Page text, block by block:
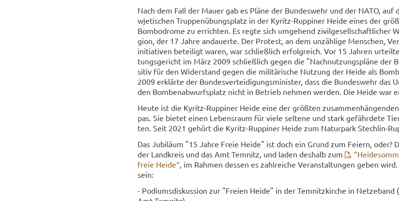
Nach dem Fall der Mauer gab es Pläne der Bun­des­wehr und der NATO,
wje­ti­schen Trup­pen­übungs­platz in der Kyritz-​Ruppiner Heide eines der
Bombodrome zu er­rich­ten. Es regte sich um­ge­hend zi­vil­ge­sell­schaft­li­cher
gi­on, der 17 Jahre an­dau­er­te. Der Pro­test, an dem un­zäh­li­ge Men­schen,
initia­ti­ven be­tei­ligt waren, war schließ­lich er­folg­reich. Vor 15 Jah­ren
tungs­ge­richt im März 2009 schließ­lich gegen die "Nach­nut­zungs­plä­ne der
si­tiv für den Wi­der­stand gegen die mi­li­tä­ri­sche Nut­zung der Heide als
2009 er­klär­te der Bun­des­ver­tei­di­gungs­mi­nis­ter, dass die Bun­des­wehr das
den Bom­ben­ab­wurfs­platz nicht in Be­trieb neh­men wer­den. Die Heide war
Heute ist die Kyritz-​Ruppiner Heide eine der größ­ten
pas. Sie bie­tet einen Le­bens­raum für viele sel­te­ne und stark ge­fähr­de­te
ten. Seit 2021 ge­hört die Kyritz-​Ruppiner Heide zum Na­tur­park Stechlin-​
Das Ju­bi­lä­um "15 Jahre Freie Heide" ist doch ein Grund zum Fei­ern, oder?
der Land­kreis und das Amt Tem­nitz, und laden des­halb zum
freie Heide“ , im Rah­men des­sen es zahl­rei­che Ver­an­stal­tun­gen geben
sein:
- Po­di­ums­dis­kus­si­on zur "Frei­en Heide" in der Tem­nitz­kir­che in Net­ze­band